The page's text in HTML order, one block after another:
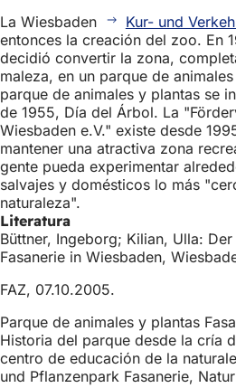
La Wiesbaden
Kur- und
entonces la creación del zoo. En
decidió convertir la zona,
maleza, en un parque de
parque de animales y plantas se
de 1955, Día del Árbol. La
Wiesbaden e.V." existe desde
mantener una atractiva zona
gente pueda experimentar
salvajes y domésticos lo más
naturaleza".
Literatura
Büttner, Ingeborg; Kilian, Ulla:
Fasanerie in Wiesbaden,
FAZ, 07.10.2005.
Parque de animales y plantas
Historia del parque desde la cría
centro de educación de la
und Pflanzenpark Fasanerie,